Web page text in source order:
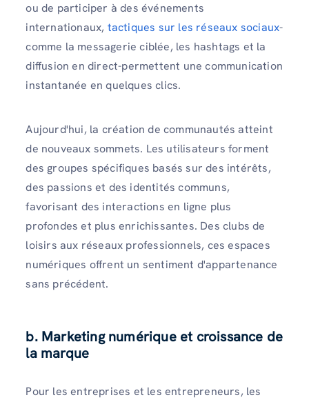
ou de participer à des événements
internationaux, tactiques sur les réseaux sociaux-
comme la messagerie ciblée, les hashtags et la
diffusion en direct-permettent une communication
instantanée en quelques clics.
Aujourd'hui, la création de communautés atteint
de nouveaux sommets. Les utilisateurs forment
des groupes spécifiques basés sur des intérêts,
des passions et des identités communs,
favorisant des interactions en ligne plus
profondes et plus enrichissantes. Des clubs de
loisirs aux réseaux professionnels, ces espaces
numériques offrent un sentiment d'appartenance
sans précédent.
b. Marketing numérique et croissance de
la marque
Pour les entreprises et les entrepreneurs, les